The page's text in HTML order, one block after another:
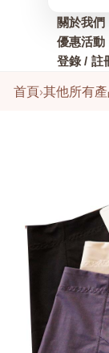
關於我們
優惠活動
登錄 / 註
首頁›其他所有